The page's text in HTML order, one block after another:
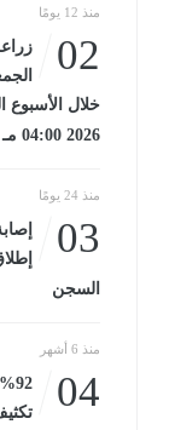
منذ 12 يومًا
02
2026 04:00 مـ
منذ 24 يومًا
03
السجن
منذ 6 أشهر
04